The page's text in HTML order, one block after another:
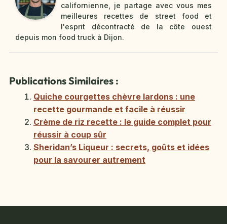
californienne, je partage avec vous mes
meilleures recettes de street food et
l'esprit décontracté de la côte ouest
depuis mon food truck à Dijon.
Publications Similaires :
Quiche courgettes chèvre lardons : une
recette gourmande et facile à réussir
Crème de riz recette : le guide complet pour
réussir à coup sûr
Sheridan’s Liqueur : secrets, goûts et idées
pour la savourer autrement